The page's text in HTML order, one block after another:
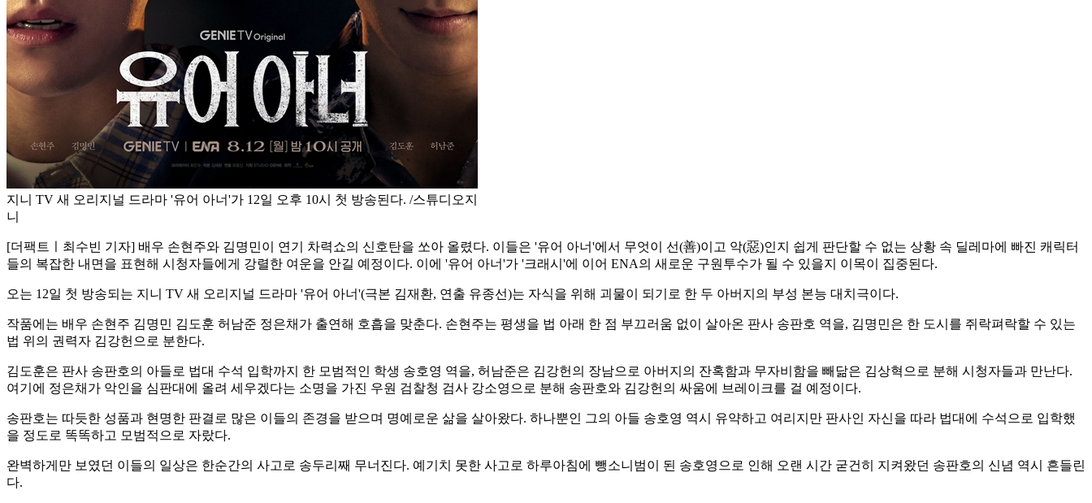
지니 TV 새 오리지널 드라마 '유어 아너'가 12일 오후 10시 첫 방송된다. /스튜디오지
니
[더팩트ㅣ최수빈 기자] 배우 손현주와 김명민이 연기 차력쇼의 신호탄을 쏘아 올렸다. 이들은 '유어 아너'에서 무엇이 선(善)이고 악(惡)인지 쉽게 판단할 수 없는 상황 속 딜레마에 빠진 캐릭터
들의 복잡한 내면을 표현해 시청자들에게 강렬한 여운을 안길 예정이다. 이에 '유어 아너'가 '크래시'에 이어 ENA의 새로운 구원투수가 될 수 있을지 이목이 집중된다.
오는 12일 첫 방송되는 지니 TV 새 오리지널 드라마 '유어 아너'(극본 김재환, 연출 유종선)는 자식을 위해 괴물이 되기로 한 두 아버지의 부성 본능 대치극이다.
작품에는 배우 손현주 김명민 김도훈 허남준 정은채가 출연해 호흡을 맞춘다. 손현주는 평생을 법 아래 한 점 부끄러움 없이 살아온 판사 송판호 역을, 김명민은 한 도시를 쥐락펴락할 수 있는
법 위의 권력자 김강헌으로 분한다.
김도훈은 판사 송판호의 아들로 법대 수석 입학까지 한 모범적인 학생 송호영 역을, 허남준은 김강헌의 장남으로 아버지의 잔혹함과 무자비함을 빼닮은 김상혁으로 분해 시청자들과 만난다.
여기에 정은채가 악인을 심판대에 올려 세우겠다는 소명을 가진 우원 검찰청 검사 강소영으로 분해 송판호와 김강헌의 싸움에 브레이크를 걸 예정이다.
송판호는 따듯한 성품과 현명한 판결로 많은 이들의 존경을 받으며 명예로운 삶을 살아왔다. 하나뿐인 그의 아들 송호영 역시 유약하고 여리지만 판사인 자신을 따라 법대에 수석으로 입학했
을 정도로 똑똑하고 모범적으로 자랐다.
완벽하게만 보였던 이들의 일상은 한순간의 사고로 송두리째 무너진다. 예기치 못한 사고로 하루아침에 뺑소니범이 된 송호영으로 인해 오랜 시간 굳건히 지켜왔던 송판호의 신념 역시 흔들린
다.